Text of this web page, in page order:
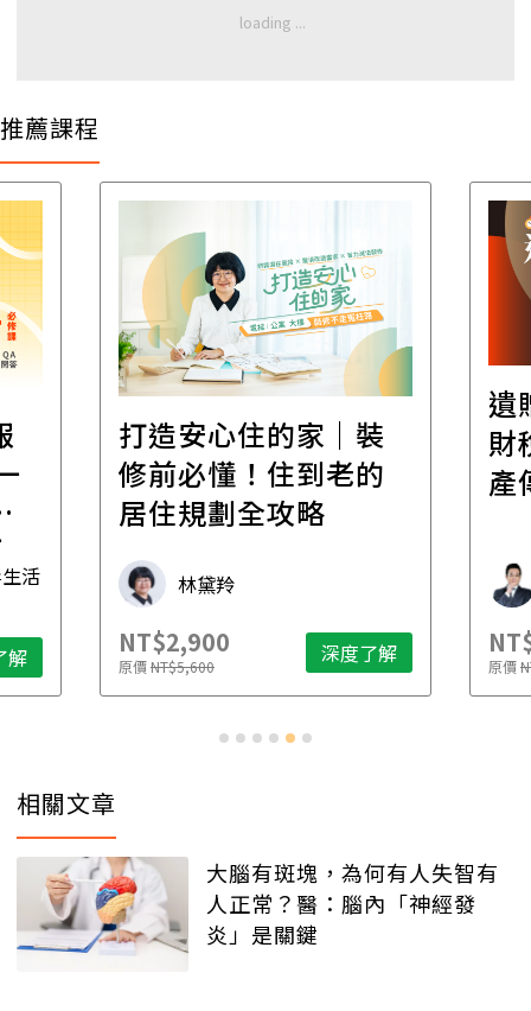
推薦課程
活
解
打造安心住的家｜裝
修前必懂！住到老的
居住規劃全攻略
林黛羚
NT$2,900
原價NT$5,600 深度了解
遺
財
產
原價
相關文章
大腦有斑塊，為何有人失智有
人正常？醫：腦內「神經發
炎」是關鍵